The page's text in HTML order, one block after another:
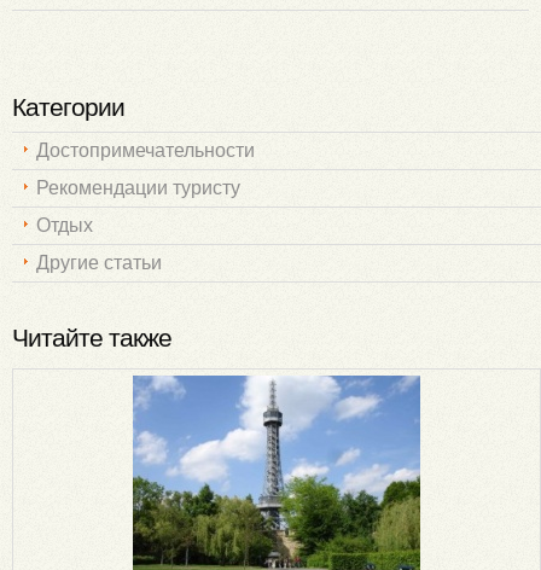
Категории
Достопримечательности
Рекомендации туристу
Отдых
Другие статьи
Читайте также